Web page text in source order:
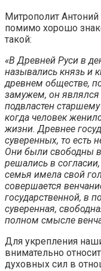
Митрополит
помимо хорошо
такой:
«В Древней Руси в
назывались князь и
древнем обществе,
замужем, он
подвластен
когда человек
жизни. Древнее
суверенных, то есть
Они были свободны
решались в
семья имела свой
совершается
государственной, в
суверенная,
полном смысле
Для укрепления
внимательно
духовных сил в